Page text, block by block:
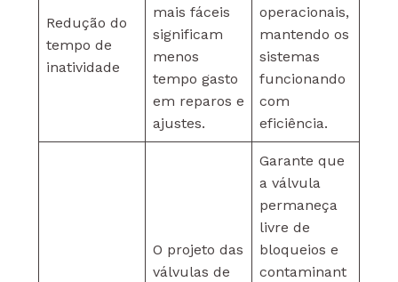
Redução do
tempo de
inatividade
mais fáceis
significam
menos
tempo gasto
em reparos e
ajustes.
operacionais,
mantendo os
sistemas
funcionando
com
eficiência.
O projeto das
válvulas de
Garante que
a válvula
permaneça
livre de
bloqueios e
contaminant